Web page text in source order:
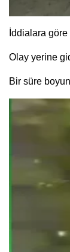
İddialara
Olay yerine
Bir süre